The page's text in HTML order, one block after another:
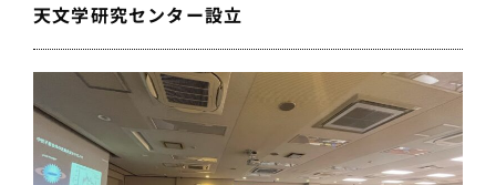
天文学研究センター設立